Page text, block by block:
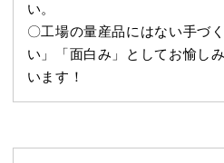
い。
〇工場の量産品にはない手づ
い」「面白み」としてお愉し
います！